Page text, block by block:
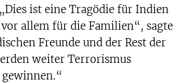
ist eine Tragödie für Indien
allem für die Familien“, sagte
Freunde und der Rest der
weiter Terrorismus